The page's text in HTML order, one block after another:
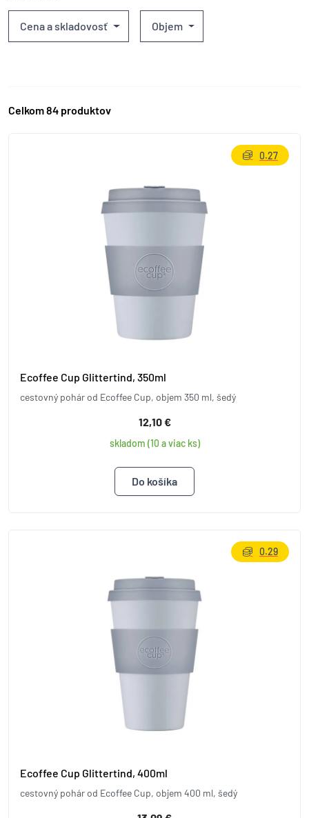
Cena a skladovosť Objem
Celkom 84 produktov
Ecoffee Cup Glittertind, 350ml
cestovný pohár od Ecoffee Cup, objem 350 ml, šedý
12,10 €
skladom (10 a viac ks)
0.27
Ecoffee Cup Glittertind, 400ml
cestovný pohár od Ecoffee Cup, objem 400 ml, šedý
0.29